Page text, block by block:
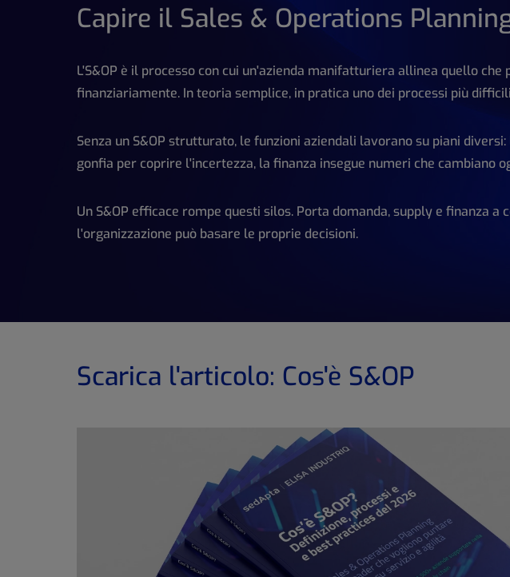
Capire il Sales & Operations
L'S&OP è il processo con cui un'azienda manifatturiera allinea quello
finanziariamente. In teoria semplice, in pratica uno dei processi più
Senza un S&OP strutturato, le funzioni aziendali lavorano su piani
gonfia per coprire l'incertezza, la finanza insegue numeri che cambiano
Un S&OP efficace rompe questi silos. Porta domanda, supply e finanza
l'organizzazione può basare le proprie decisioni.
Scarica l'articolo: Cos'è S&OP